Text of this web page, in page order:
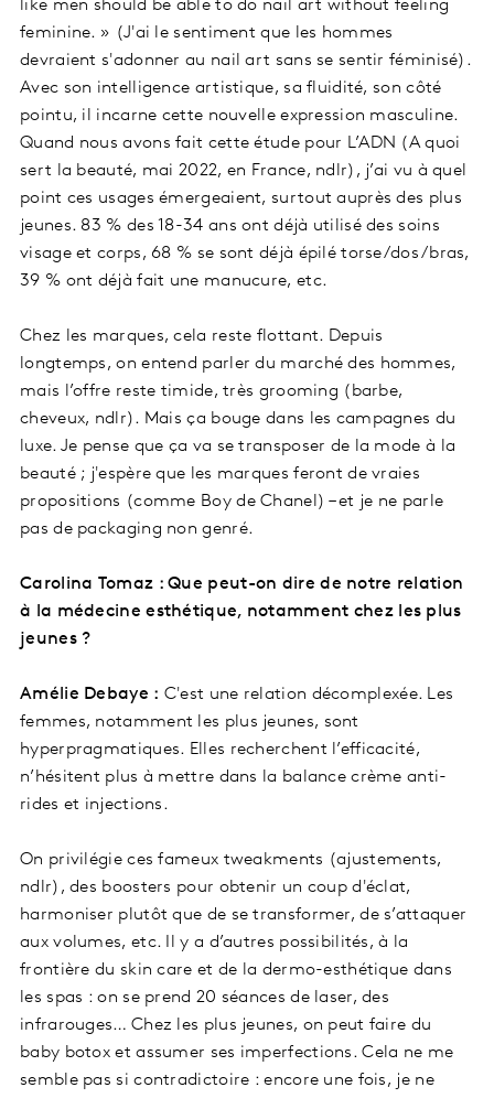
like men should be able to do nail art without feeling
feminine. » (J'ai le sentiment que les hommes
devraient s'adonner au nail art sans se sentir féminisé).
Avec son intelligence artistique, sa fluidité, son côté
pointu, il incarne cette nouvelle expression masculine.
Quand nous avons fait cette étude pour L’ADN (A quoi
sert la beauté, mai 2022, en France, ndlr), j’ai vu à quel
point ces usages émergeaient, surtout auprès des plus
jeunes. 83 % des 18-34 ans ont déjà utilisé des soins
visage et corps, 68 % se sont déjà épilé torse/dos/bras,
39 % ont déjà fait une manucure, etc.
Chez les marques, cela reste flottant. Depuis
longtemps, on entend parler du marché des hommes,
mais l’offre reste timide, très grooming (barbe,
cheveux, ndlr). Mais ça bouge dans les campagnes du
luxe. Je pense que ça va se transposer de la mode à la
beauté ; j'espère que les marques feront de vraies
propositions (comme Boy de Chanel) – et je ne parle
pas de packaging non genré.
Carolina Tomaz : Que peut-on dire de notre relation
à la médecine esthétique, notamment chez les plus
jeunes ?
Amélie Debaye : C'est une relation décomplexée. Les
femmes, notamment les plus jeunes, sont
hyperpragmatiques. Elles recherchent l’efficacité,
n’hésitent plus à mettre dans la balance crème anti-
rides et injections.
On privilégie ces fameux tweakments (ajustements,
ndlr), des boosters pour obtenir un coup d'éclat,
harmoniser plutôt que de se transformer, de s’attaquer
aux volumes, etc. Il y a d’autres possibilités, à la
frontière du skin care et de la dermo-esthétique dans
les spas : on se prend 20 séances de laser, des
infrarouges… Chez les plus jeunes, on peut faire du
baby botox et assumer ses imperfections. Cela ne me
semble pas si contradictoire : encore une fois, je ne